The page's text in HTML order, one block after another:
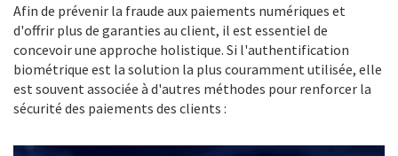
Afin de prévenir la fraude aux paiements numériques et
d'offrir plus de garanties au client, il est essentiel de
concevoir une approche holistique. Si l'authentification
biométrique est la solution la plus couramment utilisée, elle
est souvent associée à d'autres méthodes pour renforcer la
sécurité des paiements des clients :